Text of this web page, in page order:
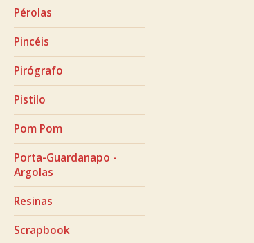
Pérolas
Pincéis
Pirógrafo
Pistilo
Pom Pom
Porta-Guardanapo -
Argolas
Resinas
Scrapbook